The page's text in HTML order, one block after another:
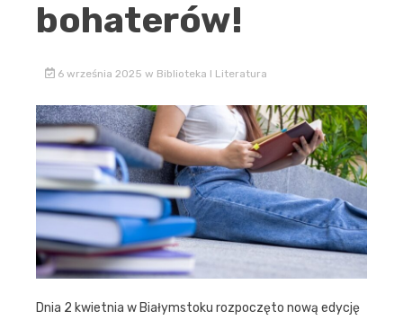
bohaterów!
6 września 2025 w Biblioteka I Literatura
Dnia 2 kwietnia w Białymstoku rozpoczęto nową edycję